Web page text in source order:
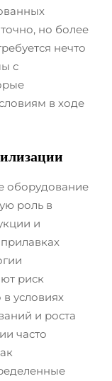
но более
нечто
с
в ходе
оборудование
роль в
и
риск
условиях
и роста
часто